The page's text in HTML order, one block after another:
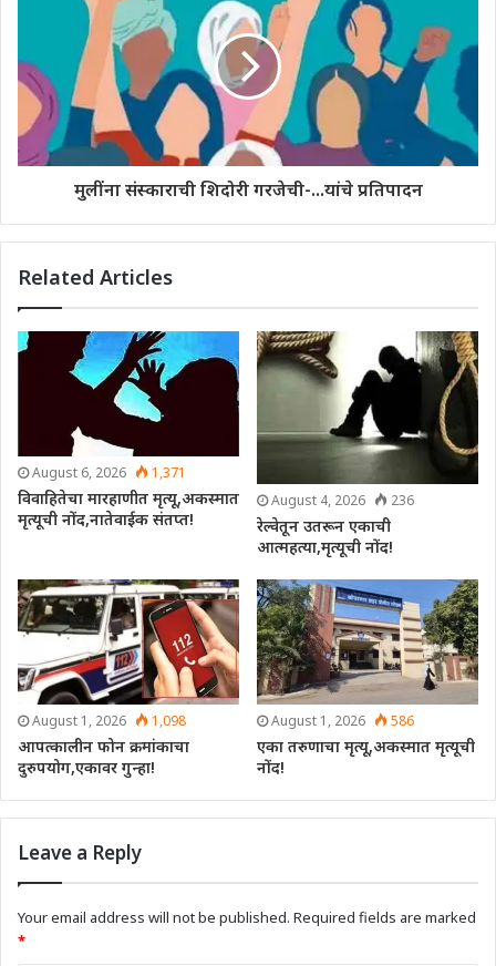
मुलींना संस्काराची शिदोरी गरजेची-...यांचे प्रतिपादन
Related Articles
August 6, 2026 1,371
विवाहितेचा मारहाणीत मृत्यू,अकस्मात
मृत्यूची नोंद,नातेवाईक संतप्त!
August 4, 2026 236
रेल्वेतून उतरून एकाची
आत्महत्या,मृत्यूची नोंद!
August 1, 2026 1,098
आपत्कालीन फोन क्रमांकाचा
दुरुपयोग,एकावर गुन्हा!
August 1, 2026 586
एका तरुणाचा मृत्यू,अकस्मात मृत्यूची
नोंद!
Leave a Reply
Your email address will not be published. Required fields are marked
*